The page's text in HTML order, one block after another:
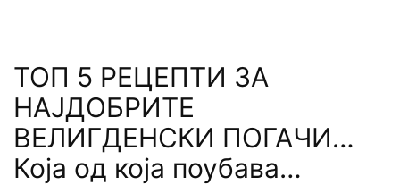
ТОП 5 РЕЦЕПТИ ЗА
НАЈДОБРИТЕ
ВЕЛИГДЕНСКИ ПОГАЧИ…
Која од која поубава…